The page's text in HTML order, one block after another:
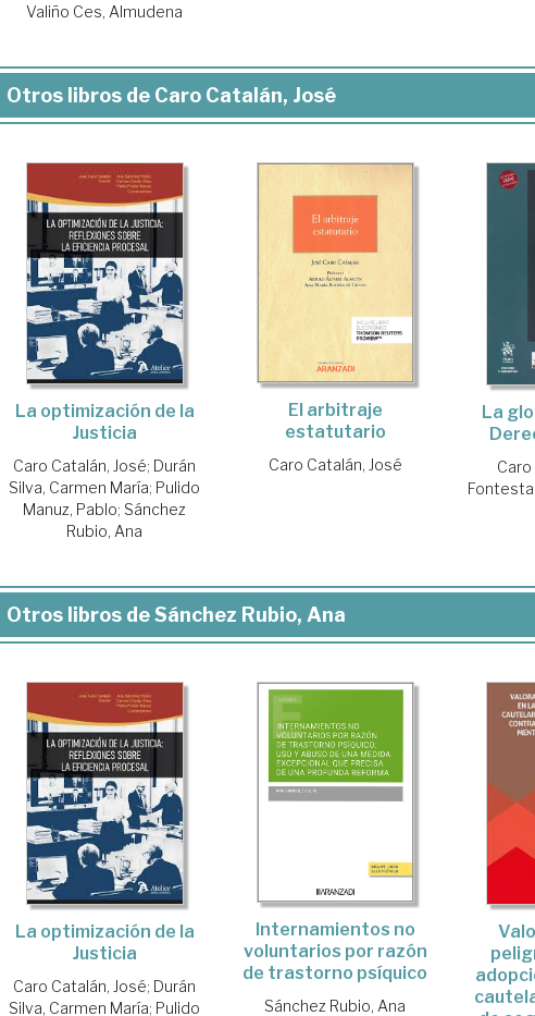
Valiño Ces, Almudena
Otros libros de Caro Catalán, José
La optimización de la
Justicia
Caro Catalán, José; Durán
Silva, Carmen María; Pulido
Manuz, Pablo; Sánchez
Rubio, Ana
El arbitraje
estatutario
Caro Catalán, José
La
Caro
Otros libros de Sánchez Rubio, Ana
La optimización de la
Justicia
Caro Catalán, José; Durán
Silva, Carmen María; Pulido
Internamientos no
voluntarios por razón
de trastorno psíquico
Sánchez Rubio, Ana